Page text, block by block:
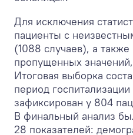
Для исключения
пациенты с
(1088 случаев), а
пропущенных
Итоговая выборка
период
зафиксирован у 804
В финальный анализ
28 показателей: